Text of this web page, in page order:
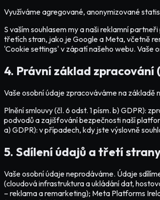
Využíváme agregované, anonymizované
S vaším souhlasem my a naši reklamní
třetích stran, jako je Google a Meta, včetně
'Cookie settings' v zápatí našeho webu. Vaše
4. Právní základ zpracování
Vaše osobní údaje zpracováváme na základě
Plnění smlouvy (čl. 6 odst. 1 písm. b) GDPR):
podvodů a zajišťování bezpečnosti naší
a) GDPR): v případech, kdy jste výslovně
5. Sdílení údajů a třetí
Vaše osobní údaje neprodáváme. Údaje
(cloudová infrastruktura a ukládání dat,
– reklama a remarketing); Meta Platforms